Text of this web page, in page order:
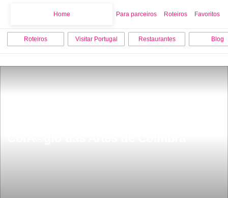
Home Para parceiros Roteiros Favoritos
Roteiros Visitar Portugal Restaurantes Blog